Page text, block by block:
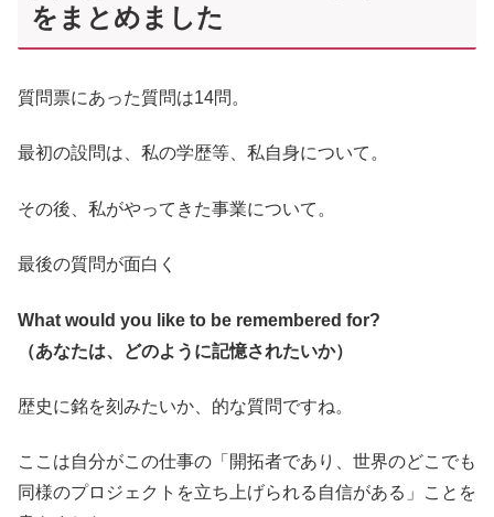
をまとめました
質問票にあった質問は14問。
最初の設問は、私の学歴等、私自身について。
その後、私がやってきた事業について。
最後の質問が面白く
What would you like to be remembered for?
（あなたは、どのように記憶されたいか）
歴史に銘を刻みたいか、的な質問ですね。
ここは自分がこの仕事の「開拓者であり、世界のどこでも
同様のプロジェクトを立ち上げられる自信がある」ことを